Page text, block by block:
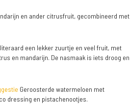
en ander citrusfruit, gecombineerd met
een lekker zuurtje en veel fruit, met
en mandarijn. De nasmaak is iets droog en
Geroosterde watermeloen met
dressing en pistachenootjes.